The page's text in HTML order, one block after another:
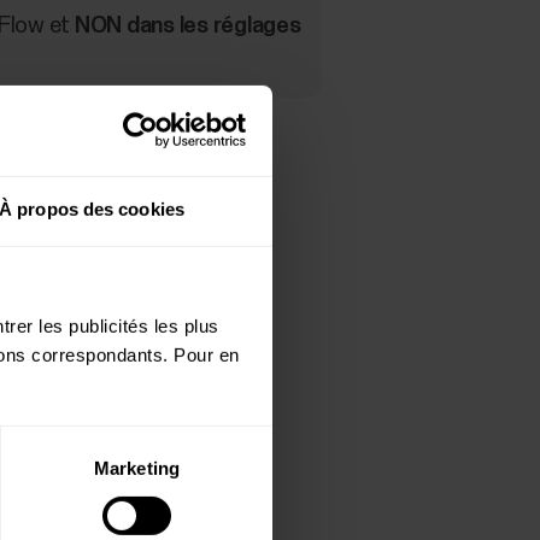
À propos des cookies
les publicités les plus
correspondants. Pour en
Marketing
et NON dans les réglages
ou créez-en un.
association. Dans